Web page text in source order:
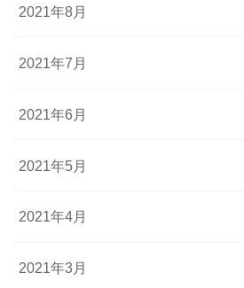
2021年8月
2021年7月
2021年6月
2021年5月
2021年4月
2021年3月